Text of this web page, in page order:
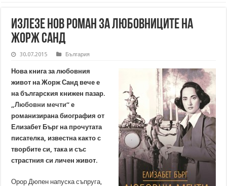
Излезе нов роман за любовниците на
Жорж Санд
30.07.2015 България
Нова книга за любовния
живот на Жорж Санд вече е
на българския книжен пазар.
„Любовни мечти“ е
романизирана биография от
Елизабет Бърг на прочутата
писателка, известна както с
творбите си, така и със
страстния си личен живот.
Орор Дюпен напуска съпруга,